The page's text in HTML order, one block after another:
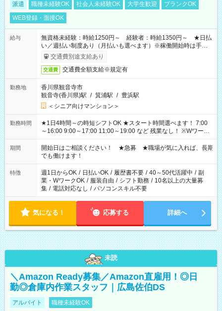
派遣 職種未経験OK 社会人未経験OK 大学生歓迎
ブランクOK
WEB登録・面接OK
給与
無資格未経験：時給1250円～ 経験者：時給1350円～ ★日払
い／週払い制度あり（月払いも選べます）※稼働開始時は手続き
完了次第のお支払いとなります。
交通費別途支給あり
交通費 交通費全額支給※規定有
勤務地
香川県観音寺市
観音寺(香川県)駅 / 箕浦駅 / 豊浜駅
＜シニア向けマンション＞
勤務時間
★1日4時間～の時短シフトOK ★スタート時間選べます！ 7:00
～16:00 9:00～17:00 11:00～19:00 など 残業なし！ ※Wワーク
の場合、他のお仕事と合わせ週40時間超の就業はご案内できま
せん ※法令に基づき、週20時間以上勤務は社会保険への加入対
象となります ※労働者派遣法（日雇い派遣の原則禁止）によ
り、短時間・短期間の就業はご案内が難しい場合があります
期間
開始日はご相談ください！ ★急募 ★職場が気に入れば、長期
でも働けます！
特徴 週1日からOK / 日払いOK / 履歴書不要 / 40～50代活躍中 / 副
業・WワークOK / 服装自由 / シフト勤務 / 10名以上の大量募
集 / 電話対応なし / パソコンスキル不要
気になる！ 応募する 詳細へ
未読
＼Amazon Ready募集／Amazon直雇用！◎日
勤◎倉庫内作業スタッフ｜広島佐伯DS
アルバイト 職種未経験OK